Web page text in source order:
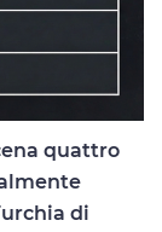
quattro
di